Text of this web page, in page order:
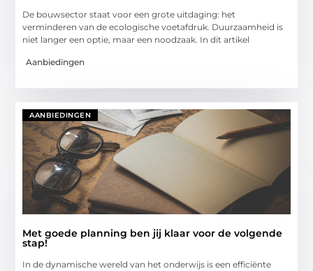
De bouwsector staat voor een grote uitdaging: het
verminderen van de ecologische voetafdruk. Duurzaamheid is
niet langer een optie, maar een noodzaak. In dit artikel
Aanbiedingen
AANBIEDINGEN
Met goede planning ben jij klaar voor de volgende
stap!
In de dynamische wereld van het onderwijs is een efficiënte